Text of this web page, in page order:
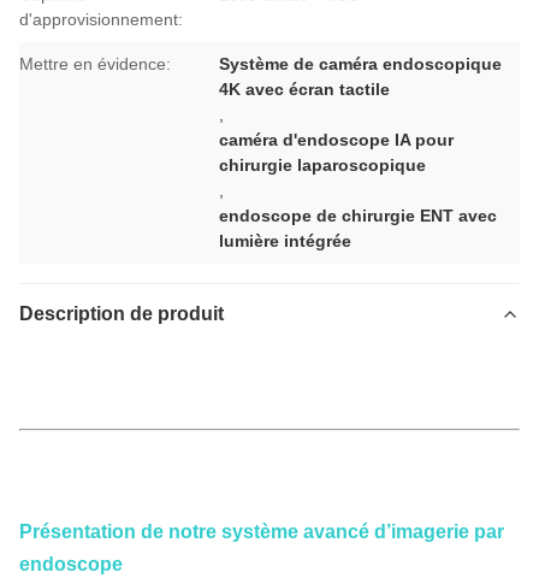
d'approvisionnement:
Mettre en évidence:
Système de caméra endoscopique
4K avec écran tactile
caméra d'endoscope IA pour
chirurgie laparoscopique
endoscope de chirurgie ENT avec
lumière intégrée
Description de produit
Présentation de notre système avancé d’imagerie par
endoscope